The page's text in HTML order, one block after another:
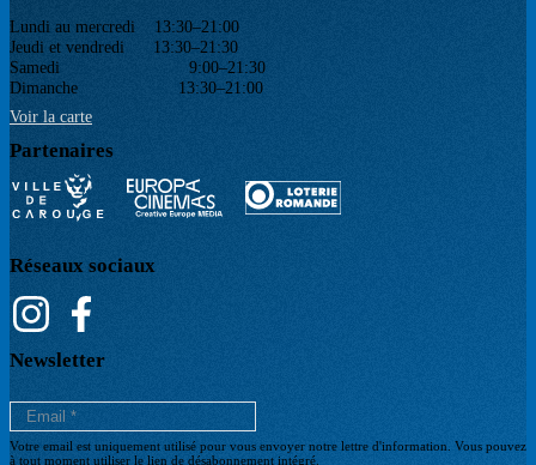
Lundi au mercredi 13:30–21:00
Jeudi et vendredi 13:30–21:30
Samedi 9:00–21:30
Dimanche 13:30–21:00
Voir la carte
Partenaires
Réseaux sociaux
Newsletter
Votre email est uniquement utilisé pour vous envoyer notre lettre d'information. Vous pouvez
à tout moment utiliser le lien de désabonnement intégré.